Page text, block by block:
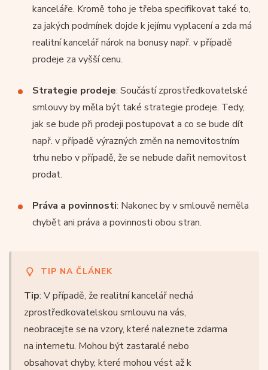
kanceláře. Kromě toho je třeba specifikovat také to,
za jakých podmínek dojde k jejímu vyplacení a zda má
realitní kancelář nárok na bonusy např. v případě
prodeje za vyšší cenu.
Strategie prodeje: Součástí zprostředkovatelské
smlouvy by měla být také strategie prodeje. Tedy,
jak se bude při prodeji postupovat a co se bude dít
např. v případě výrazných změn na nemovitostním
trhu nebo v případě, že se nebude dařit nemovitost
prodat.
Práva a povinnosti: Nakonec by v smlouvě neměla
chybět ani práva a povinnosti obou stran.
TIP NA ČLÁNEK
Tip: V případě, že realitní kancelář nechá
zprostředkovatelskou smlouvu na vás,
neobracejte se na vzory, které naleznete zdarma
na internetu. Mohou být zastaralé nebo
obsahovat chyby, které mohou vést až k